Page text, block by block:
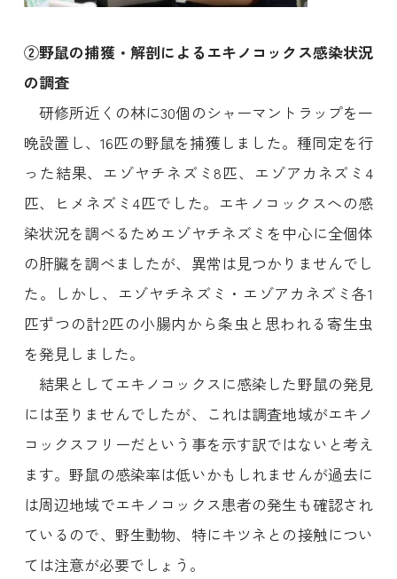
②野鼠の捕獲・解剖によるエキノコックス感染状況
の調査
研修所近くの林に30個のシャーマントラップを一
晩設置し、16匹の野鼠を捕獲しました。種同定を行
った結果、エゾヤチネズミ8匹、エゾアカネズミ4
匹、ヒメネズミ4匹でした。エキノコックスへの感
染状況を調べるためエゾヤチネズミを中心に全個体
の肝臓を調べましたが、異常は見つかりませんでし
た。しかし、エゾヤチネズミ・エゾアカネズミ各1
匹ずつの計2匹の小腸内から条虫と思われる寄生虫
を発見しました。
結果としてエキノコックスに感染した野鼠の発見
には至りませんでしたが、これは調査地域がエキノ
コックスフリーだという事を示す訳ではないと考え
ます。野鼠の感染率は低いかもしれませんが過去に
は周辺地域でエキノコックス患者の発生も確認され
ているので、野生動物、特にキツネとの接触につい
ては注意が必要でしょう。